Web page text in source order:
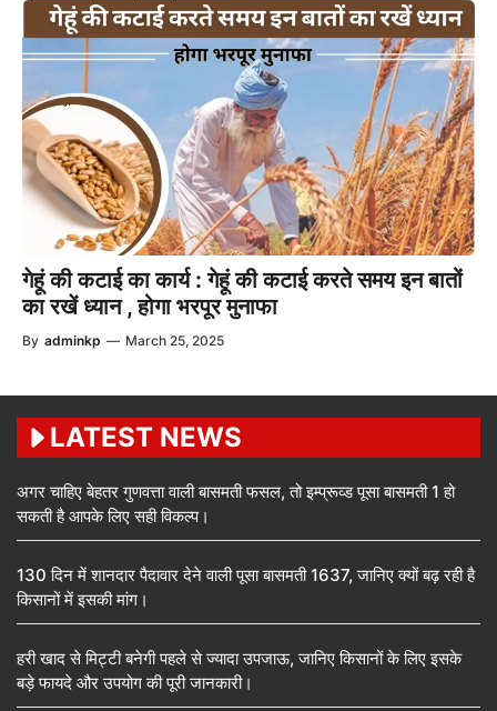
गेहूं की कटाई का कार्य : गेहूं की कटाई करते समय इन बातों
का रखें ध्यान , होगा भरपूर मुनाफा
By adminkp — March 25, 2025
LATEST NEWS
अगर चाहिए बेहतर गुणवत्ता वाली बासमती फसल, तो इम्प्रूव्ड पूसा बासमती 1 हो
सकती है आपके लिए सही विकल्प।
130 दिन में शानदार पैदावार देने वाली पूसा बासमती 1637, जानिए क्यों बढ़ रही है
किसानों में इसकी मांग।
हरी खाद से मिट्टी बनेगी पहले से ज्यादा उपजाऊ, जानिए किसानों के लिए इसके
बड़े फायदे और उपयोग की पूरी जानकारी।